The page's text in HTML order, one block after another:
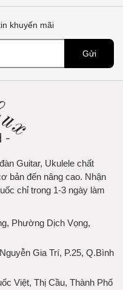
khuyến mãi
Gửi
Guitar, Ukulele chất
bản đến nâng cao. Nhận
chỉ trong 1-3 ngày làm
Phường Dịch Vọng,
Gia Trí, P.25, Q.Bình
Việt, Thị Cầu, Thành Phố